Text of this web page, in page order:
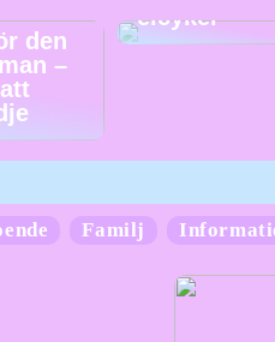
den
–
elcykel
Familj